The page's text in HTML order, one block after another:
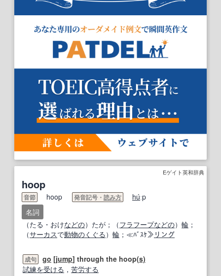
Eゲイト英和辞典
hoop
音節 hoop 発音記号・ 読み方 húːp
名詞
（たる・おけなどの）たが；（フラフープなどの） 輪 ；
（サーカスで動物のくぐる ） 輪 ；≪ﾊﾞｽｹ≫ リング
成句 go [jump] through the hoop(s)
試練を受ける ， 苦労する